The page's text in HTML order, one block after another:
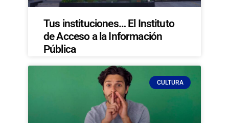
Tus instituciones… El Instituto
de Acceso a la Información
Pública
CULTURA